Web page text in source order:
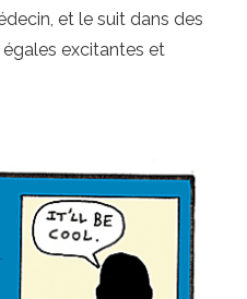
et le suit dans des
excitantes et